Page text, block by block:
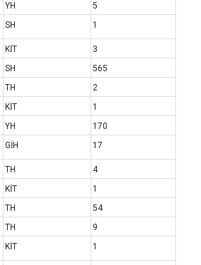
YH
5
SH 1
KİT
3
SH
565
TH
2
KİT
1
YH
170
GİH 17
TH
4
KİT
1
TH
54
TH
9
KİT 1